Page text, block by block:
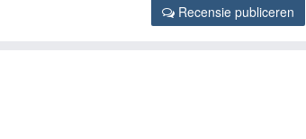
Recensie publiceren